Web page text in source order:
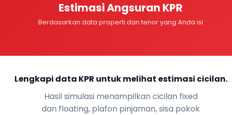
Estimasi Angsuran KPR
Berdasarkan data properti dan tenor yang Anda isi
Lengkapi data KPR untuk melihat estimasi cicilan.
Hasil simulasi menampilkan cicilan fixed
dan floating, plafon pinjaman, sisa pokok